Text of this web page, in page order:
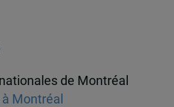
de Montréal
Montréal